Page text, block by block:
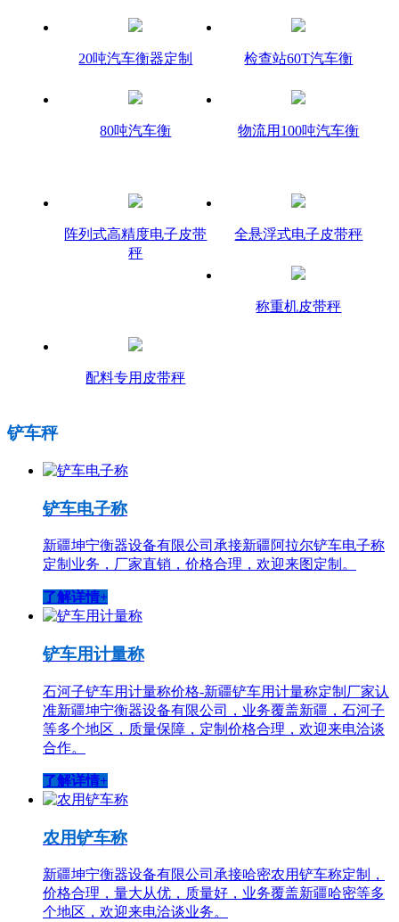
20吨汽车衡器定制 检查站60T汽车衡
80吨汽车衡 物流用100吨汽车衡
阵列式高精度电子皮带
秤
全悬浮式电子皮带秤
称重机皮带秤
配料专用皮带秤
铲车秤
铲车电子称
新疆坤宁衡器设备有限公司承接新疆阿拉尔铲车电子称
定制业务，厂家直销，价格合理，欢迎来图定制。
了解详情+
铲车用计量称
石河子铲车用计量称价格-新疆铲车用计量称定制厂家认
准新疆坤宁衡器设备有限公司，业务覆盖新疆，石河子
等多个地区，质量保障，定制价格合理，欢迎来电洽谈
合作。
了解详情+
农用铲车称
新疆坤宁衡器设备有限公司承接哈密农用铲车称定制，
价格合理，量大从优，质量好，业务覆盖新疆哈密等多
个地区，欢迎来电洽谈业务。